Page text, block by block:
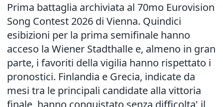
Prima battaglia archiviata al 70mo Eurovision
Song Contest 2026 di Vienna. Quindici
esibizioni per la prima semifinale hanno
acceso la Wiener Stadthalle e, almeno in gran
parte, i favoriti della vigilia hanno rispettato i
pronostici. Finlandia e Grecia, indicate da
mesi tra le principali candidate alla vittoria
finale, hanno conquistato senza difficolta' il